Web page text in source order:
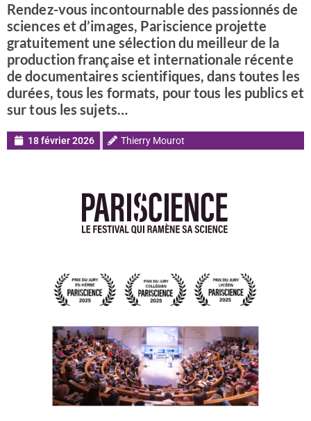
Rendez-vous incontournable des passionnés de
sciences et d’images, Pariscience projette
gratuitement une sélection du meilleur de la
production française et internationale récente
de documentaires scientifiques, dans toutes les
durées, tous les formats, pour tous les publics et
sur tous les sujets…
18 février 2026 Thierry Mourot